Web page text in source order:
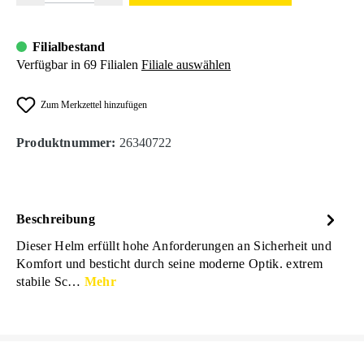
Filialbestand
Verfügbar in 69 Filialen Filiale auswählen
Zum Merkzettel hinzufügen
Produktnummer: 26340722
Beschreibung
Dieser Helm erfüllt hohe Anforderungen an Sicherheit und
Komfort und besticht durch seine moderne Optik. extrem
stabile Sc… Mehr